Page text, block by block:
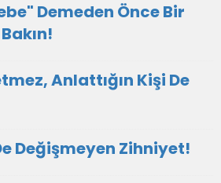
Demeden Önce Bir
Anlattığın Kişi De
Değişmeyen Zihniyet!